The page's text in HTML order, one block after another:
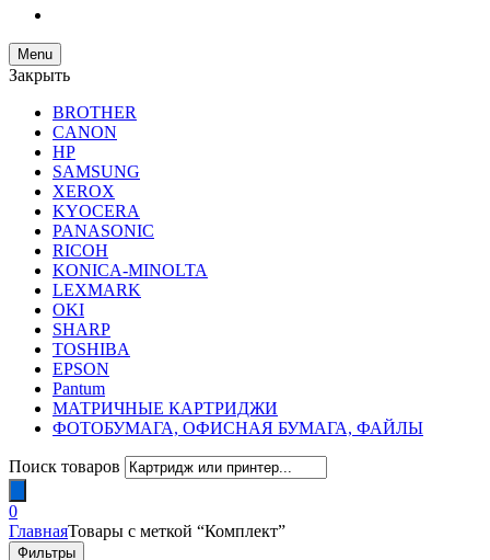
Menu
Закрыть
BROTHER
CANON
HP
SAMSUNG
XEROX
KYOCERA
PANASONIC
RICOH
KONICA-MINOLTA
LEXMARK
OKI
SHARP
TOSHIBA
EPSON
Pantum
МАТРИЧНЫЕ КАРТРИДЖИ
ФОТОБУМАГА, ОФИСНАЯ БУМАГА, ФАЙЛЫ
Поиск товаров
0
ГлавнаяТовары с меткой “Комплект”
Фильтры